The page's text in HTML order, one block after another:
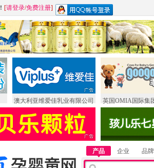
！ [请登录/免费注册]
澳大利亚维爱佳乳业有限公司 英国OMIA国际集
产品 企业 品牌